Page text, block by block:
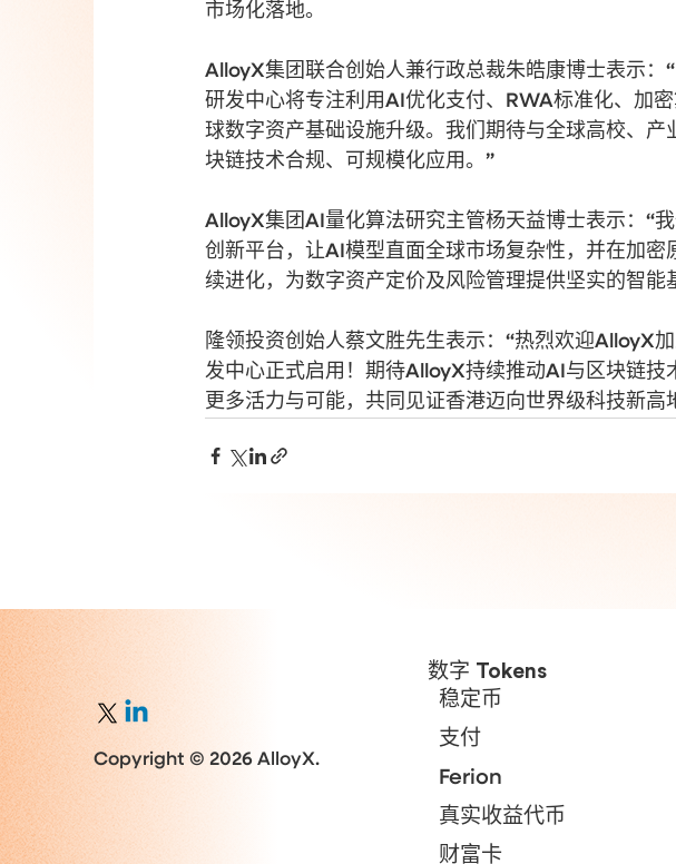
市场化落地。
AlloyX集团联合创始人兼行政总裁朱皓康博士表示：
研发中心将专注利用AI优化支付、RWA标准化、加
球数字资产基础设施升级。我们期待与全球高校、
块链技术合规、可规模化应用。”
AlloyX集团AI量化算法研究主管杨天益博士表示：“
创新平台，让AI模型直面全球市场复杂性，并在加
续进化，为数字资产定价及风险管理提供坚实的智能
隆领投资创始人蔡文胜先生表示：“热烈欢迎AlloyX
发中心正式启用！期待AlloyX持续推动AI与区块链技
更多活力与可能，共同见证香港迈向世界级科技新高
Copyright © 2026 AlloyX.
数字 Tokens
稳定币
支付
Ferion
真实收益代币
财富卡